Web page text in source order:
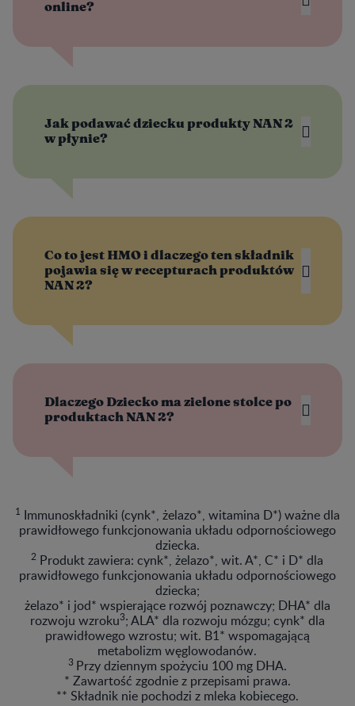
online?
Jak podawać dziecku produkty NAN 2
w płynie?
Co to jest HMO i dlaczego ten składnik
pojawia się w recepturach produktów
NAN 2?
Dlaczego Dziecko ma zielone stolce po
produktach NAN 2?
1 Immunoskładniki (cynk*, żelazo*, witamina D*) ważne dla
prawidłowego funkcjonowania układu odpornościowego
dziecka.
2 Produkt zawiera: cynk*, żelazo*, wit. A*, C* i D* dla
prawidłowego funkcjonowania układu odpornościowego
dziecka;
żelazo* i jod* wspierające rozwój poznawczy; DHA* dla
rozwoju wzroku3; ALA* dla rozwoju mózgu; cynk* dla
prawidłowego wzrostu; wit. B1* wspomagającą
metabolizm węglowodanów.
3 Przy dziennym spożyciu 100 mg DHA.
* Zawartość zgodnie z przepisami prawa.
** Składnik nie pochodzi z mleka kobiecego.